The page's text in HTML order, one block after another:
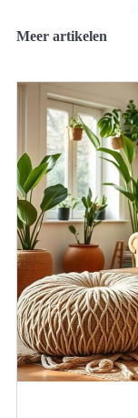
Meer artikelen